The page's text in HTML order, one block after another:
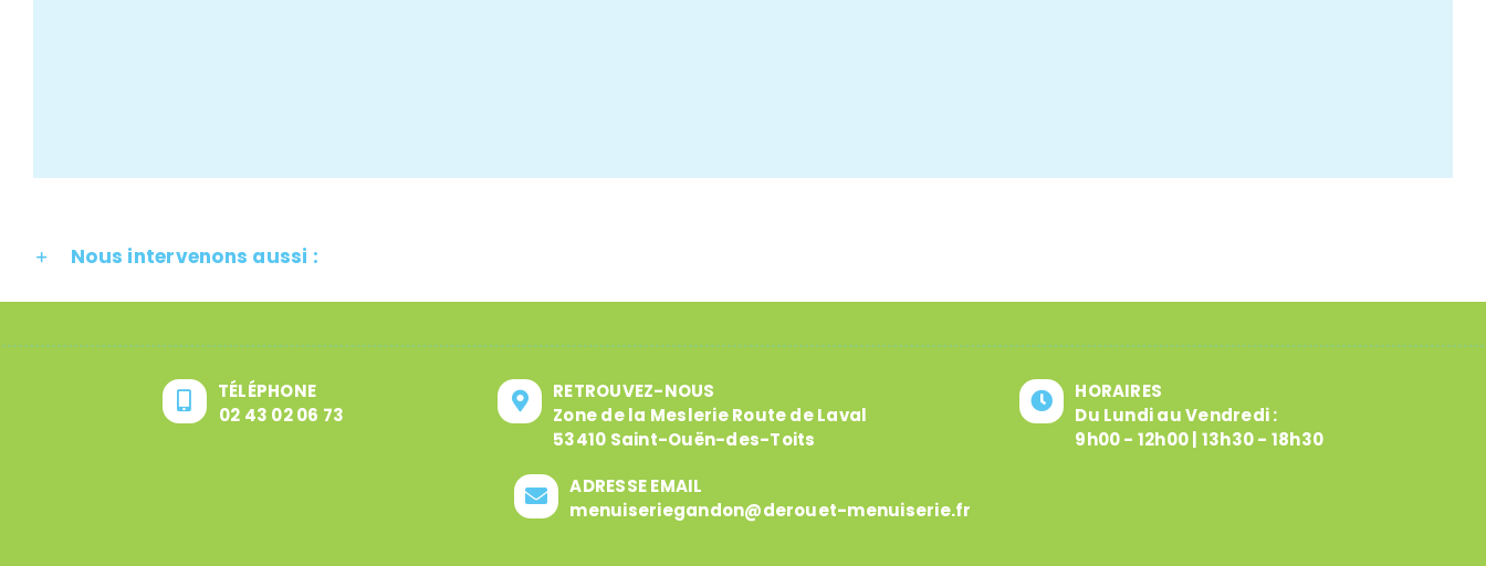
Nous intervenons aussi :
TÉLÉPHONE
02 43 02 06 73
RETROUVEZ-NOUS
Zone de la Meslerie Route de Laval
53410 Saint-Ouën-des-Toits
HORAIRES
Du Lundi au Vendredi :
9h00 - 12h00 | 13h30 - 18h30
ADRESSE EMAIL
menuiseriegandon@derouet-menuiserie.fr